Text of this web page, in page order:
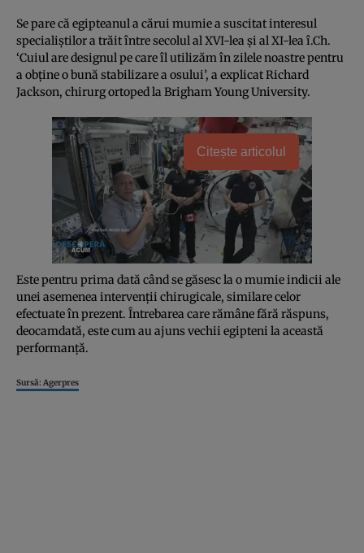
Se pare că egipteanul a cărui mumie a suscitat interesul
specialiştilor a trăit între secolul al XVI-lea şi al XI-lea î.Ch.
‘Cuiul are designul pe care îl utilizăm în zilele noastre pentru
a obţine o bună stabilizare a osului’, a explicat Richard
Jackson, chirurg ortoped la Brigham Young University.
Citește articolul
Este pentru prima dată când se găsesc la o mumie indicii ale
unei asemenea intervenţii chirugicale, similare celor
efectuate în prezent. Întrebarea care rămâne fără răspuns,
deocamdată, este cum au ajuns vechii egipteni la această
performanţă.
Sursă: Agerpres